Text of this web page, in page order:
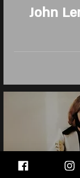
John